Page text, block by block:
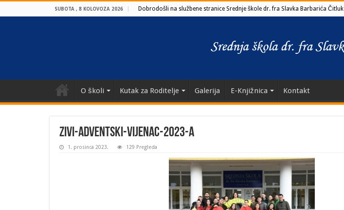
SUBOTA , 8 KOLOVOZA 2026 Dobrodošli na službene stranice Srednje škole dr. fra Slavka Barbarića Čitluk
O školi Kutak za Roditelje Galerija E-Knjižnica Kontakt
zivi-adventski-vijenac-2023-a
1. prosinca 2023. 129 Pregleda